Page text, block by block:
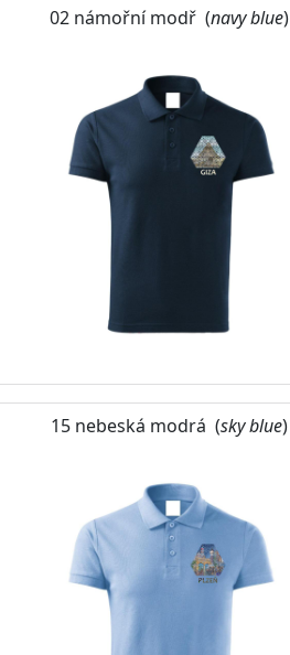
02 námořní modř (navy blue)
15 nebeská modrá (sky blue)